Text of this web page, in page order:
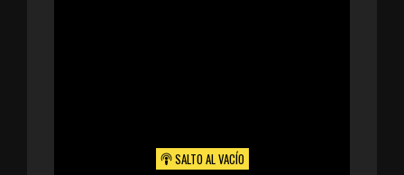
SALTO AL VACÍO